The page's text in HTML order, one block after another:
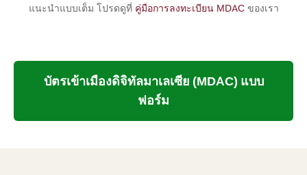
แนะนำแบบเต็ม โปรดดูที่ คู่มือการลงทะเบียน MDACของเรา
บัตรเข้าเมืองดิจิทัลมาเลเซีย (MDAC) แบบ
ฟอร์ม